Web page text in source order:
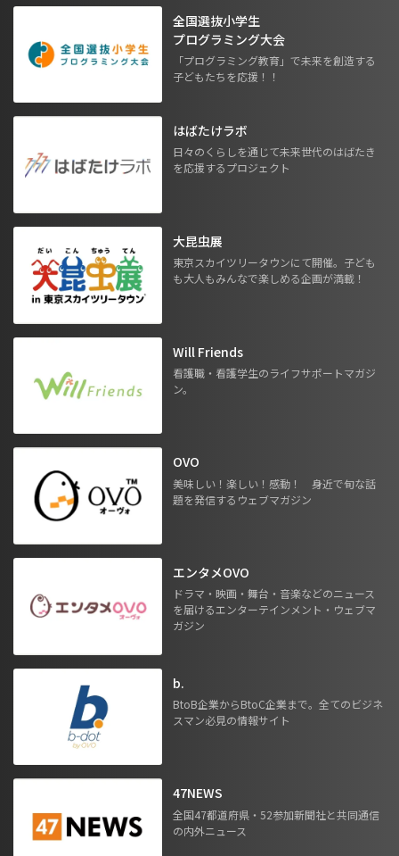
全国選抜小学生
プログラミング大会
「プログラミング教育」で未来を創造する
子どもたちを応援！！
はばたけラボ
日々のくらしを通じて未来世代のはばたき
を応援するプロジェクト
大昆虫展
東京スカイツリータウンにて開催。子ども
も大人もみんなで楽しめる企画が満載！
Will Friends
看護職・看護学生のライフサポートマガジ
ン。
OVO
美味しい！楽しい！感動！ 身近で旬な話
題を発信するウェブマガジン
エンタメOVO
ドラマ・映画・舞台・音楽などのニュース
を届けるエンターテインメント・ウェブマ
ガジン
b.
BtoB企業からBtoC企業まで。全てのビジネ
スマン必見の情報サイト
47NEWS
全国47都道府県・52参加新聞社と共同通信
の内外ニュース